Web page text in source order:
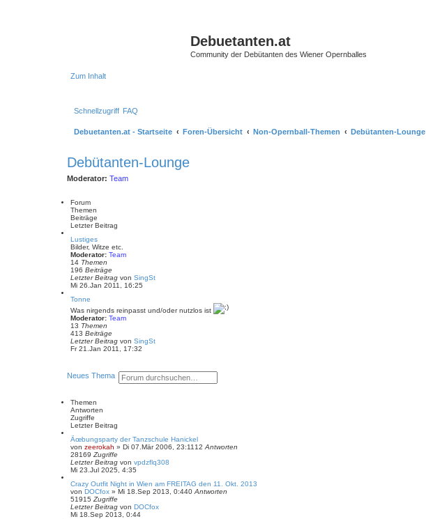
Debuetanten.at
Community der Debütanten des Wiener Opernballes
Zum Inhalt
Schnellzugriff FAQ
Debuetanten.at - Startseite Foren-Übersicht Non-Opernball-Themen Debütanten-Lounge
Debütanten-Lounge
Moderator: Team
Forum
Themen
Beiträge
Letzter Beitrag
Lustiges
Bilder, Witze etc.
Moderator: Team
14 Themen
196 Beiträge
Letzter Beitrag von SingStN
t
e
a
g
Mi 26.Jan 2011, 16:25
Tonne
Was nirgends reinpasst und/oder nutzlos ist
Moderator: Team
13 Themen
413 Beiträge
Letzter Beitrag von SingStN
s
t
e
a
g
Fr 21.Jan 2011, 17:32
Neues Thema S
u
E
r
e
u
c
h
e
Themen
Antworten
Zugriffe
Letzter Beitrag
Ãœbungsparty der Tanzschule Hanickel
von zeerokah » Di 07.Mär 2006, 23:11 12 Antworten
28169 Zugriffe
Letzter Beitrag von vpdzflq308
Mi 23.Jul 2025, 4:35
Crazy Outfit Night in Wien am FREITAG den 11. Okt. 2013
von DOCfox » Mi 18.Sep 2013, 0:440 Antworten
51915 Zugriffe
Letzter Beitrag von DOCfox
Mi 18.Sep 2013, 0:44